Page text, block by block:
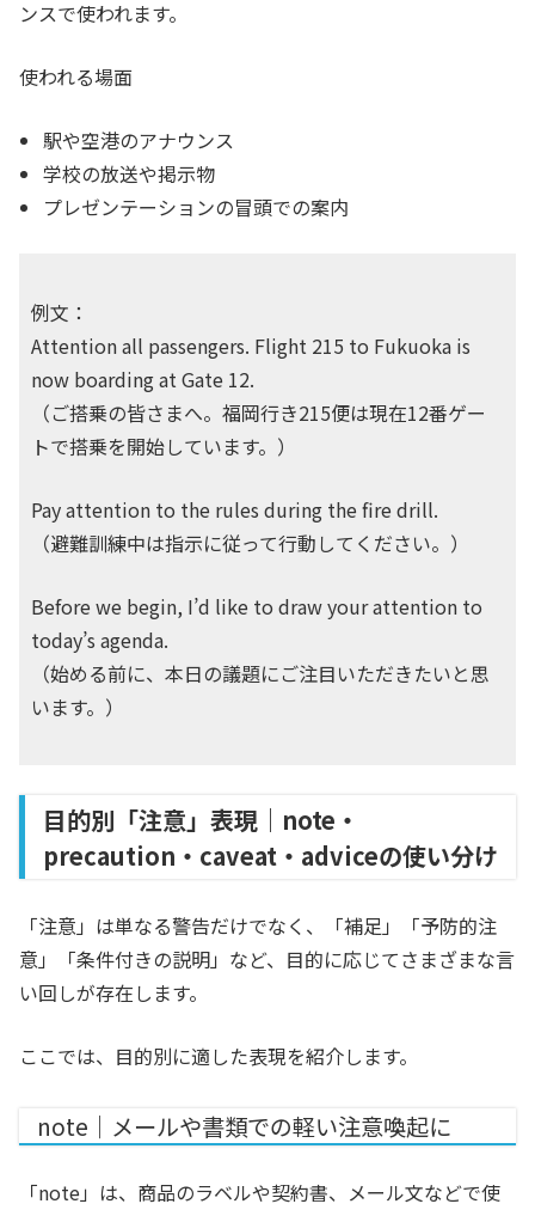
ンスで使われます。
使われる場面
駅や空港のアナウンス
学校の放送や掲示物
プレゼンテーションの冒頭での案内
例文：
Attention all passengers. Flight 215 to Fukuoka is
now boarding at Gate 12.
（ご搭乗の皆さまへ。福岡行き215便は現在12番ゲー
トで搭乗を開始しています。）
Pay attention to the rules during the fire drill.
（避難訓練中は指示に従って行動してください。）
Before we begin, I’d like to draw your attention to
today’s agenda.
（始める前に、本日の議題にご注目いただきたいと思
います。）
目的別「注意」表現｜note・
precaution・caveat・adviceの使い分け
「注意」は単なる警告だけでなく、「補足」「予防的注
意」「条件付きの説明」など、目的に応じてさまざまな言
い回しが存在します。
ここでは、目的別に適した表現を紹介します。
note｜メールや書類での軽い注意喚起に
「note」は、商品のラベルや契約書、メール文などで使